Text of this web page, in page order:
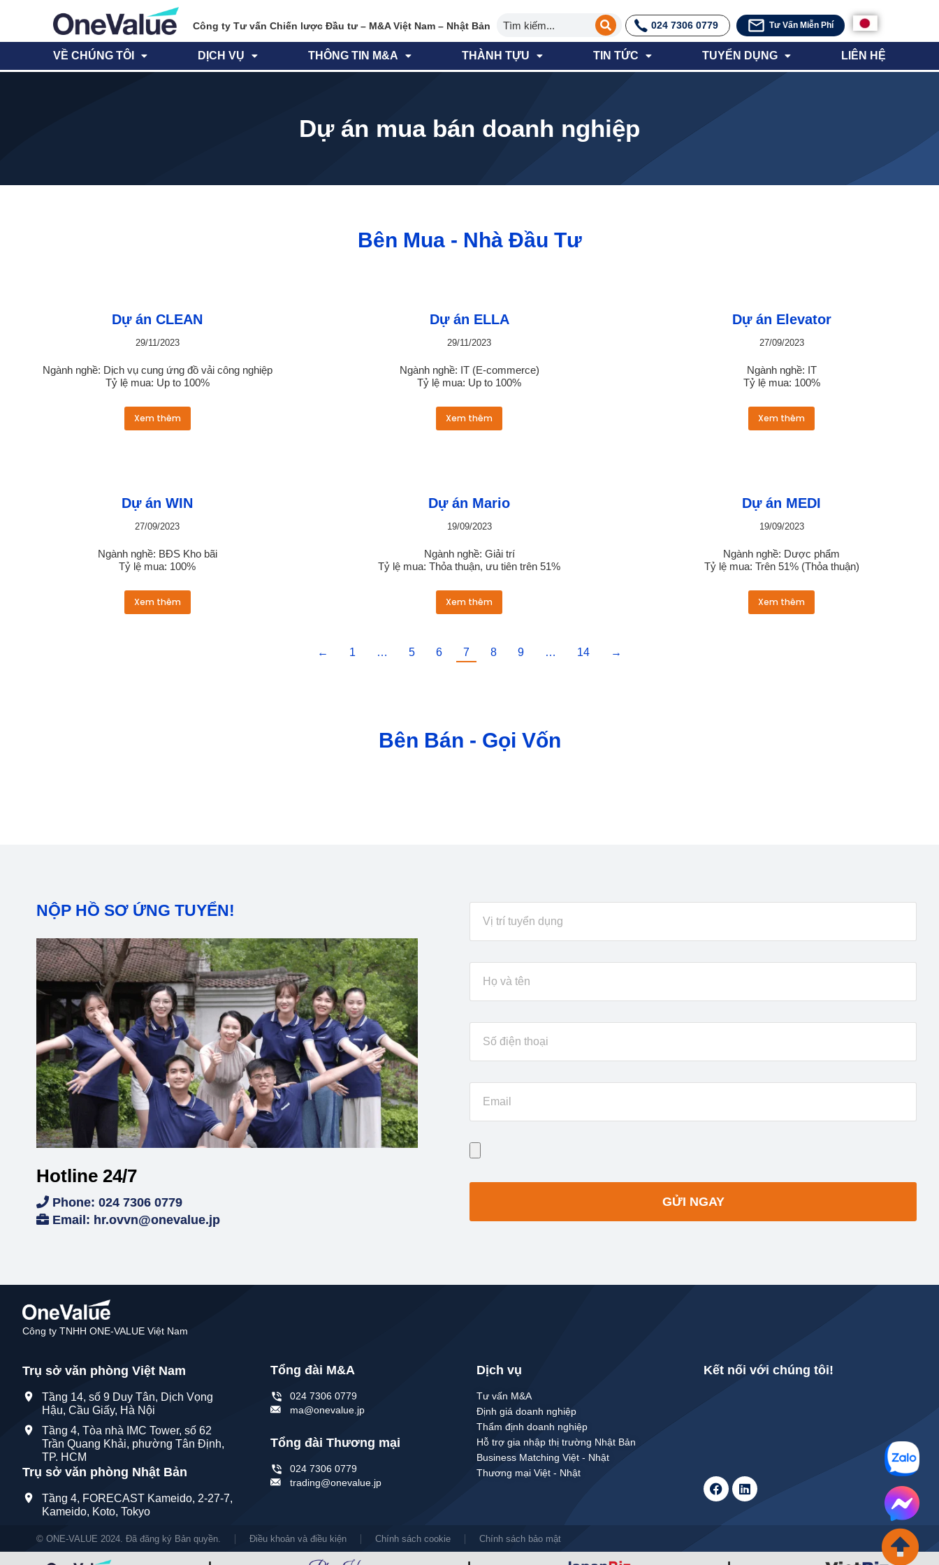
Công ty Tư vấn Chiến lược Đầu tư – M&A Việt Nam – Nhật Bản 024 7306 0779 Tư Vấn Miễn Phí
VỀ CHÚNG TÔI DỊCH VỤ THÔNG TIN M&A THÀNH TỰU TIN TỨC TUYỂN DỤNG LIÊN HỆ
Dự án mua bán doanh nghiệp
Bên Mua - Nhà Đầu Tư
Dự án CLEAN
29/11/2023
Ngành nghề: Dịch vụ cung ứng đồ vải công nghiệp
Tỷ lệ mua: Up to 100%
Xem thêm
Dự án ELLA
29/11/2023
Ngành nghề: IT (E-commerce)
Tỷ lệ mua: Up to 100%
Xem thêm
Dự án Elevator
27/09/2023
Ngành nghề: IT
Tỷ lệ mua: 100%
Xem thêm
Dự án WIN
27/09/2023
Ngành nghề: BĐS Kho bãi
Tỷ lệ mua: 100%
Xem thêm
Dự án Mario
19/09/2023
Ngành nghề: Giải trí
Tỷ lệ mua: Thỏa thuận, ưu tiên trên 51%
Xem thêm
Dự án MEDI
19/09/2023
Ngành nghề: Dược phẩm
Tỷ lệ mua: Trên 51% (Thỏa thuận)
Xem thêm
← 1 … 5 6 7 8 9 … 14 →
Bên Bán - Gọi Vốn
NỘP HỒ SƠ ỨNG TUYỂN!
Hotline 24/7
Phone: 024 7306 0779
Email: hr.ovvn@onevalue.jp
GỬI NGAY
Công ty TNHH ONE-VALUE Việt Nam
Trụ sở văn phòng Việt Nam
Tầng 14, số 9 Duy Tân, Dịch Vọng
Hậu, Cầu Giấy, Hà Nội
Tầng 4, Tòa nhà IMC Tower, số 62
Trần Quang Khải, phường Tân Định,
TP. HCM
Trụ sở văn phòng Nhật Bản
Tầng 4, FORECAST Kameido, 2-27-7,
Kameido, Koto, Tokyo
Tổng đài M&A
024 7306 0779
ma@onevalue.jp
Tổng đài Thương mại
024 7306 0779
trading@onevalue.jp
Dịch vụ
Tư vấn M&A
Định giá doanh nghiệp
Thẩm định doanh nghiệp
Hỗ trợ gia nhập thị trường Nhật Bản
Business Matching Việt - Nhật
Thương mại Việt - Nhật
Kết nối với chúng tôi!
© ONE-VALUE 2024. Đã đăng ký Bản quyền. Điều khoản và điều kiện Chính sách cookie Chính sách bảo mật